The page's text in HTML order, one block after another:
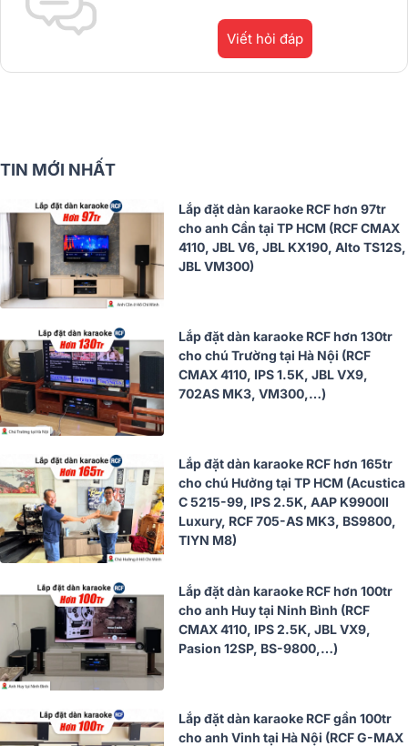
Viết hỏi đáp
TIN MỚI NHẤT
Lắp đặt dàn karaoke RCF hơn 97tr
cho anh Cần tại TP HCM (RCF CMAX
4110, JBL V6, JBL KX190, Alto TS12S,
JBL VM300)
Lắp đặt dàn karaoke RCF hơn 130tr
cho chú Trường tại Hà Nội (RCF
CMAX 4110, IPS 1.5K, JBL VX9,
702AS MK3, VM300,…)
Lắp đặt dàn karaoke RCF hơn 165tr
cho chú Hưởng tại TP HCM (Acustica
C 5215-99, IPS 2.5K, AAP K9900II
Luxury, RCF 705-AS MK3, BS9800,
TIYN M8)
Lắp đặt dàn karaoke RCF hơn 100tr
cho anh Huy tại Ninh Bình (RCF
CMAX 4110, IPS 2.5K, JBL VX9,
Pasion 12SP, BS-9800,…)
Lắp đặt dàn karaoke RCF gần 100tr
cho anh Vinh tại Hà Nội (RCF G-MAX